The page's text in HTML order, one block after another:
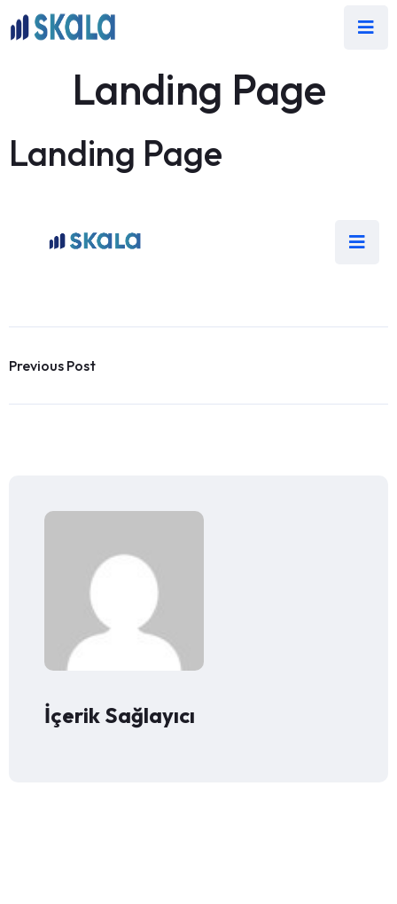
Landing Page
Landing Page
Previous Post
İçerik Sağlayıcı